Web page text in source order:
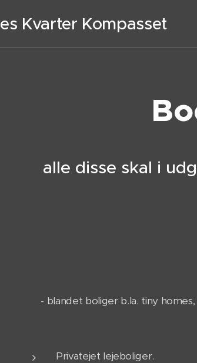
Kvarter Kompasset
alle disse skal i
- blandet boliger b.la. tiny
Privatejet lejeboliger.